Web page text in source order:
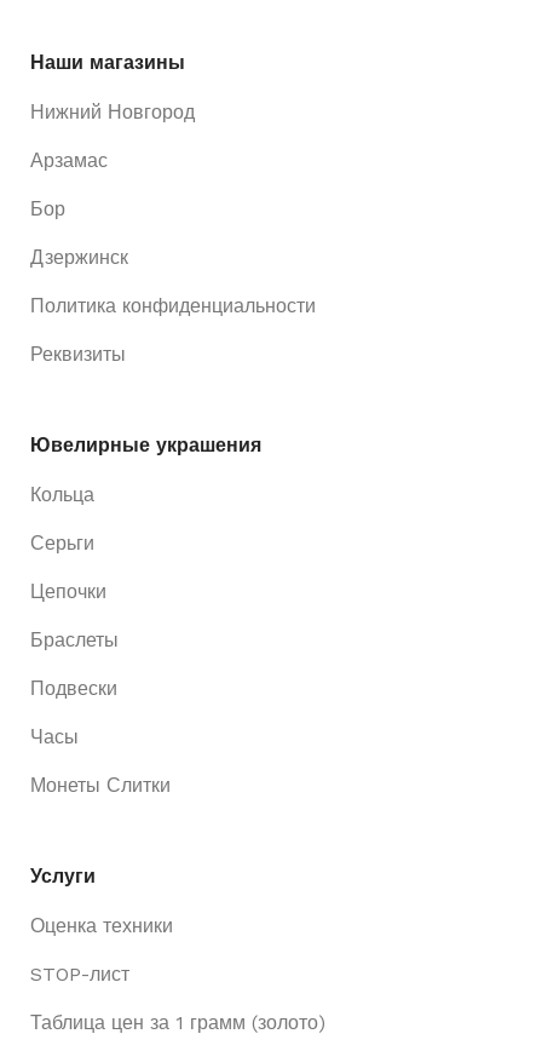
Наши магазины
Нижний Новгород
Арзамас
Бор
Дзержинск
Политика конфиденциальности
Реквизиты
Ювелирные украшения
Кольца
Серьги
Цепочки
Браслеты
Подвески
Часы
Монеты Слитки
Услуги
Оценка техники
STOP-лист
Таблица цен за 1 грамм (золото)